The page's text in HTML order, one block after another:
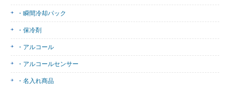
・瞬間冷却パック
・保冷剤
・アルコール
・アルコールセンサー
・名入れ商品